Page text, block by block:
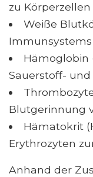
zu
Weiße
Immunsystems
Hämoglobin
Sauerstoff-
Blutgerinnung
Hämatokrit
Erythrozyten
Anhand der